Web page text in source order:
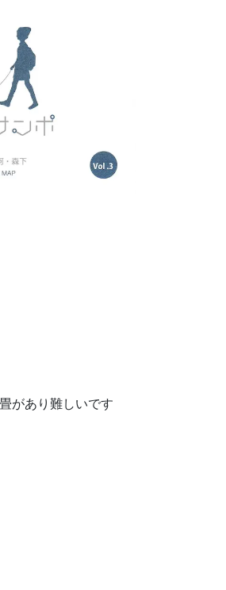
があり難しいです